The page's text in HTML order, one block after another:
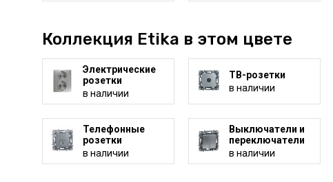
Коллекция Etika в этом цвете
Электрические
розетки
в наличии
ТВ-розетки
в наличии
Телефонные
розетки
в наличии
Выключатели и
переключатели
в наличии